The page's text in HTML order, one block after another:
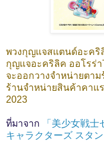
พวงกุญแจสแตนด์อะคริ
กุญแจอะคริลิค ออโรร่า
จะออกวางจำหน่ายตา
ร้านจำหน่ายสินค้าคาแ
2023
ที่มาจาก
「美少女戦
キャラクターズ スタ